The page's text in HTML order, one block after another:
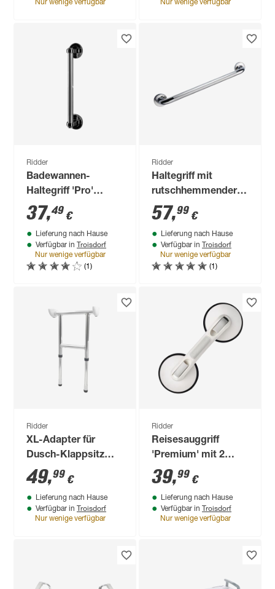
Nur wenige verfügbar Nur wenige verfügbar
Ridder
Badewannen-
Haltegriff 'Pro'
chromfarben 60 cm
bis 110 kg
37,49 €
Lieferung nach Hause
Verfügbar in Troisdorf
Nur wenige verfügbar
(1)
Ridder
Haltegriff mit
rutschhemmender
Grifffläche Edelstahl
poliert 60 cm
57,99 €
Lieferung nach Hause
Verfügbar in Troisdorf
Nur wenige verfügbar
(1)
Ridder
XL-Adapter für
Dusch-Klappsitz
'Pro' chromfarben
29 x 11,8 x 35,5 -
50,8 cm
49,99 €
Lieferung nach Hause
Verfügbar in Troisdorf
Nur wenige verfügbar
Ridder
Reisesauggriff
'Premium' mit 2
Saugern weiß 33 cm
39,99 €
Lieferung nach Hause
Verfügbar in Troisdorf
Nur wenige verfügbar